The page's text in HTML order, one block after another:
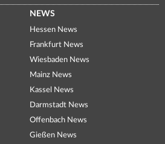
NEWS
Hessen News
Frankfurt News
Wiesbaden News
Mainz News
Kassel News
Darmstadt News
Offenbach News
Gießen News